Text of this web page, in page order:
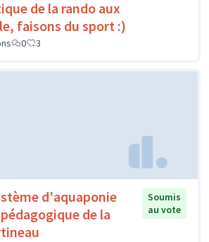
de la rando aux
faisons du sport :)
0 3
d'aquaponie
de la
Soumis
au vote